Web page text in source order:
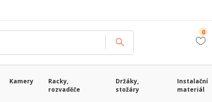
0
Kamery
Racky,
rozvaděče
Držáky,
stožáry
Instalační
materiál